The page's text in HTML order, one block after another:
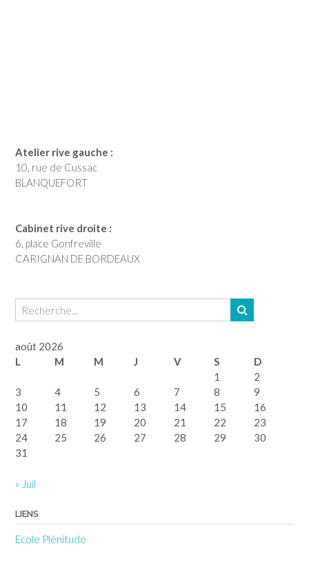
Atelier rive gauche :
10, rue de Cussac
BLANQUEFORT
Cabinet rive droite :
6, place Gonfreville
CARIGNAN DE BORDEAUX
août 2026
L
M M J V S
D
1
2
3
4 5 6 7 8
9
10
11 12 13 14 15
16
17
18 19 20 21 22
23
24
25 26 27 28 29
30
31
« Juil
LIENS
Ecole Plénitude